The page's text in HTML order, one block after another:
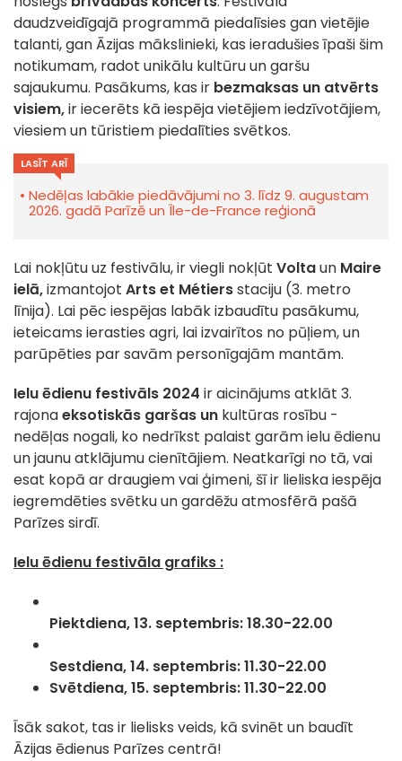
daudzveidīgajā programmā piedalīsies gan vietējie
talanti, gan Āzijas mākslinieki, kas ieradušies īpaši šim
notikumam, radot unikālu kultūru un garšu
sajaukumu. Pasākums, kas ir bezmaksas un atvērts
visiem,ir iecerēts kā iespēja vietējiem iedzīvotājiem,
viesiem un tūristiem piedalīties svētkos.
LASĪT ARĪ
Nedēļas labākie piedāvājumi no 3. līdz 9. augustam
2026. gadā Parīzē un Île-de-France reģionā
Lai nokļūtu uz festivālu, ir viegli nokļūt Voltaun Maire
ielā,izmantojot Arts et Métiersstaciju (3. metro
līnija). Lai pēc iespējas labāk izbaudītu pasākumu,
ieteicams ierasties agri, lai izvairītos no pūļiem, un
parūpēties par savām personīgajām mantām.
Ielu ēdienu festivāls 2024 ir aicinājums atklāt 3.
rajonaeksotiskās garšas un kultūras rosību -
nedēļas nogali, ko nedrīkst palaist garām ielu ēdienu
un jaunu atklājumu cienītājiem. Neatkarīgi no tā, vai
esat kopā ar draugiem vai ģimeni, šī ir lieliska iespēja
iegremdēties svētku un gardēžu atmosfērā pašā
Parīzes sirdī.
Ielu ēdienu festivāla grafiks :
Piektdiena, 13. septembris: 18.30-22.00
Sestdiena, 14. septembris: 11.30-22.00
Svētdiena, 15. septembris: 11.30-22.00
Īsāk sakot, tas ir lielisks veids, kā svinēt un baudīt
Āzijas ēdienus Parīzes centrā!